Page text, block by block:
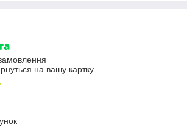
на вашу картку